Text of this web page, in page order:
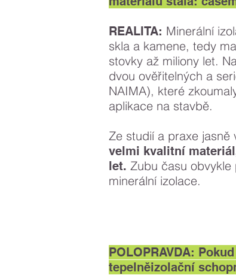
REALITA: Minerální
skla a kamene, tedy
stovky až miliony let.
dvou ověřitelných a
NAIMA), které
aplikace na stavbě.
Ze studií a praxe jasně
velmi kvalitní
let. Zubu času obvykle
minerální izolace.
POLOPRAVDA:
tepelněizolační